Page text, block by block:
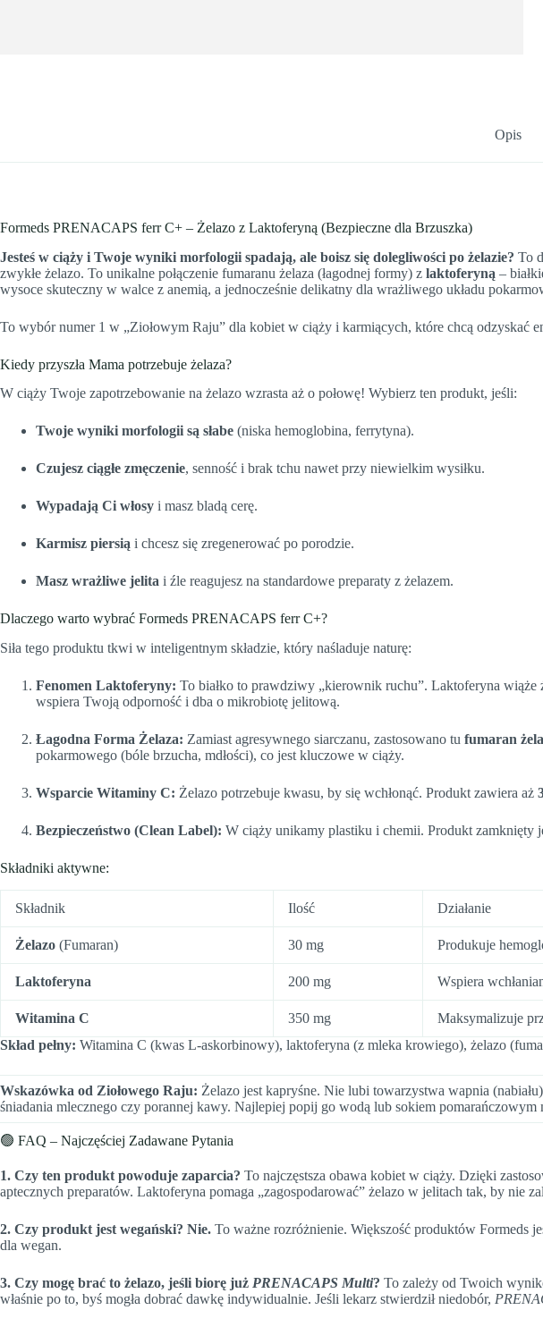
Opis
Formeds PRENACAPS ferr C+ – Żelazo z Laktoferyną (Bezpieczne dla Brzuszka)
Jesteś w ciąży i Twoje wyniki morfologii spadają, ale boisz się dolegliwości po żelazie? To
zwykłe żelazo. To unikalne połączenie fumaranu żelaza (łagodnej formy) z laktoferyną –
wysoce skuteczny w walce z anemią, a jednocześnie delikatny dla wrażliwego układu
To wybór numer 1 w „Ziołowym Raju” dla kobiet w ciąży i karmiących, które chcą
Kiedy przyszła Mama potrzebuje żelaza?
W ciąży Twoje zapotrzebowanie na żelazo wzrasta aż o połowę! Wybierz ten produkt, jeśli:
Twoje wyniki morfologii są słabe (niska hemoglobina, ferrytyna).
Czujesz ciągłe zmęczenie, senność i brak tchu nawet przy niewielkim wysiłku.
Wypadają Ci włosy i masz bladą cerę.
Karmisz piersią i chcesz się zregenerować po porodzie.
Masz wrażliwe jelita i źle reagujesz na standardowe preparaty z żelazem.
Dlaczego warto wybrać Formeds PRENACAPS ferr C+?
Siła tego produktu tkwi w inteligentnym składzie, który naśladuje naturę:
Fenomen Laktoferyny: To białko to prawdziwy „kierownik ruchu”. Laktoferyna
wspiera Twoją odporność i dba o mikrobiotę jelitową.
Łagodna Forma Żelaza: Zamiast agresywnego siarczanu, zastosowano tu fumaran
pokarmowego (bóle brzucha, mdłości), co jest kluczowe w ciąży.
Wsparcie Witaminy C: Żelazo potrzebuje kwasu, by się wchłonąć. Produkt zawiera aż
Bezpieczeństwo (Clean Label): W ciąży unikamy plastiku i chemii. Produkt zamknięty
Składniki aktywne:
Składnik Ilość Działanie
Żelazo (Fumaran) 30 mg Produkuje
Laktoferyna 200 mg Wspiera
Witamina C 350 mg
Maksymalizuje
Skład pełny: Witamina C (kwas L-askorbinowy), laktoferyna (z mleka krowiego), żelazo
Wskazówka od Ziołowego Raju: Żelazo jest kapryśne. Nie lubi towarzystwa wapnia
śniadania mlecznego czy porannej kawy. Najlepiej popij go wodą lub sokiem pomarańczowym
🟢 FAQ – Najczęściej Zadawane Pytania
1. Czy ten produkt powoduje zaparcia? To najczęstsza obawa kobiet w ciąży. Dzięki
aptecznych preparatów. Laktoferyna pomaga „zagospodarować” żelazo w jelitach tak, by nie
2. Czy produkt jest wegański? Nie. To ważne rozróżnienie. Większość produktów Formeds
dla wegan.
3. Czy mogę brać to żelazo, jeśli biorę już PRENACAPS Multi? To zależy od Twoich
właśnie po to, byś mogła dobrać dawkę indywidualnie. Jeśli lekarz stwierdził niedobór,